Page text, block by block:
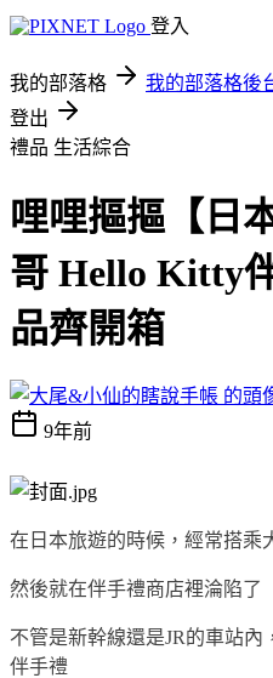
登入
我的部落格 我的部落格後
登出
禮品 生活綜合
哩哩摳摳【日
哥 Hello Kitty
品齊開箱
9年前
在日本旅遊的時候，經常搭乘
然後就在伴手禮商店裡淪陷了
不管是新幹線還是JR的車站
伴手禮